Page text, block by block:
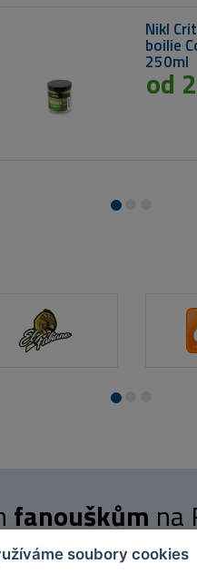
Westin
3,2cm 12g
fanouškům na
soubory cookies